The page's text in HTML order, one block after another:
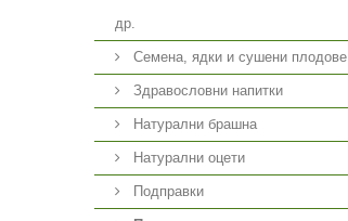
др.
Семена, ядки и сушени плодове
Здравословни напитки
Натурални брашна
Натурални оцети
Подправки